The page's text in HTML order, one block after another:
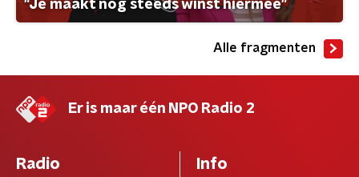
"Je maakt nog steeds winst hiermee"
Alle fragmenten
Er is maar één NPO Radio 2
Radio Info